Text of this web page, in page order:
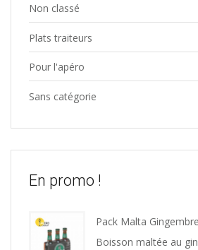
Non classé
Plats traiteurs
Pour l'apéro
Sans catégorie
En promo !
Pack Malta
Boisson maltée au